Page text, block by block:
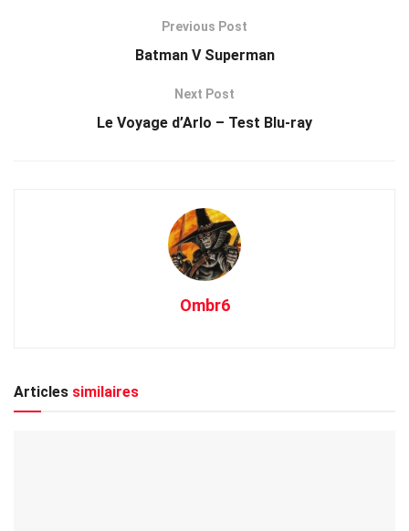
Previous Post
Batman V Superman
Next Post
Le Voyage d’Arlo – Test Blu-ray
Ombr6
Articles similaires